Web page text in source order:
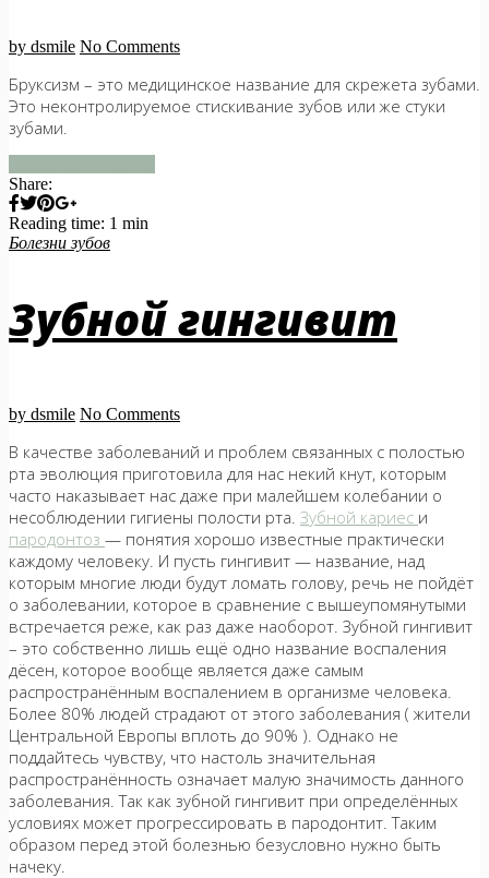
by dsmile No Comments
Бруксизм – это медицинское название для скрежета зубами.
Это неконтролируемое стискивание зубов или же стуки
зубами.
Share:
Reading time: 1 min
Болезни зубов
Зубной гингивит
by dsmile No Comments
В качестве заболеваний и проблем связанных с полостью
рта эволюция приготовила для нас некий кнут, которым
часто наказывает нас даже при малейшем колебании о
несоблюдении гигиены полости рта. Зубной кариес и
пародонтоз — понятия хорошо известные практически
каждому человеку. И пусть гингивит — название, над
которым многие люди будут ломать голову, речь не пойдёт
о заболевании, которое в сравнение с вышеупомянутыми
встречается реже, как раз даже наоборот. Зубной гингивит
– это собственно лишь ещё одно название воспаления
дёсен, которое вообще является даже самым
распространённым воспалением в организме человека.
Более 80% людей страдают от этого заболевания ( жители
Центральной Европы вплоть до 90% ). Однако не
поддайтесь чувству, что настоль значительная
распространённость означает малую значимость данного
заболевания. Так как зубной гингивит при определённых
условиях может прогрессировать в пародонтит. Таким
образом перед этой болезнью безусловно нужно быть
начеку.